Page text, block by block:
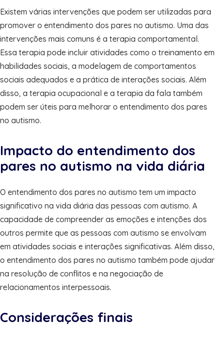
Existem várias intervenções que podem ser utilizadas para
promover o entendimento dos pares no autismo. Uma das
intervenções mais comuns é a terapia comportamental.
Essa terapia pode incluir atividades como o treinamento em
habilidades sociais, a modelagem de comportamentos
sociais adequados e a prática de interações sociais. Além
disso, a terapia ocupacional e a terapia da fala também
podem ser úteis para melhorar o entendimento dos pares
no autismo.
Impacto do entendimento dos
pares no autismo na vida diária
O entendimento dos pares no autismo tem um impacto
significativo na vida diária das pessoas com autismo. A
capacidade de compreender as emoções e intenções dos
outros permite que as pessoas com autismo se envolvam
em atividades sociais e interações significativas. Além disso,
o entendimento dos pares no autismo também pode ajudar
na resolução de conflitos e na negociação de
relacionamentos interpessoais.
Considerações finais